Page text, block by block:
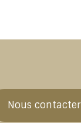
Nous contacter